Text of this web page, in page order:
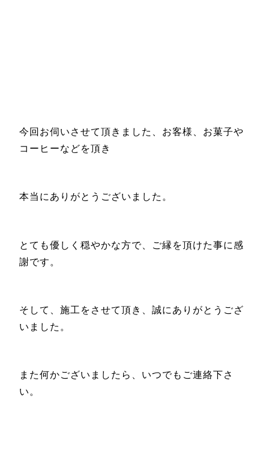
今回お伺いさせて頂きました、お客様、お菓子や
コーヒーなどを頂き
本当にありがとうございました。
とても優しく穏やかな方で、ご縁を頂けた事に感
謝です。
そして、施工をさせて頂き、誠にありがとうござ
いました。
また何かございましたら、いつでもご連絡下さ
い。